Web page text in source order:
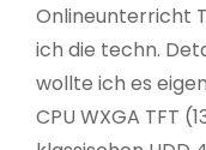
Onlineunterricht
ich die techn.
wollte ich es
CPU WXGA TFT